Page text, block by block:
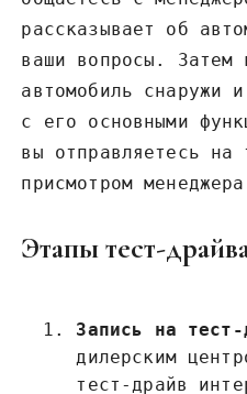
рассказывает об
ваши вопросы. Затем
автомобиль снаружи
с его основными
вы отправляетесь на
присмотром
Этапы тест-
Запись на тест-
дилерским
тест-драйв